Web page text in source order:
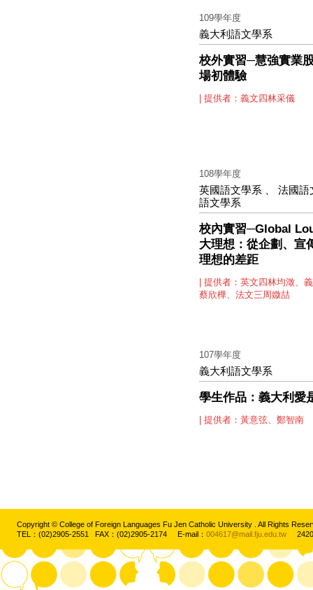
109學年度
義大利語文學系
校外實習─慧強實業
場初體驗
| 提供者：義文四林采儀
108學年度
英國語文學系 、 法國語
語文學系
校內實習─Global
大理想：從企劃、宣
理想的差距
| 提供者：英文四林均澂、
蔡欣樺、法文三周媺喆
107學年度
義大利語文學系
學生作品：義大利愛
| 提供者：黃意弦、鄭智南
Copyright © College of Foreign Languages Fu Jen Catholic University . All Rights
TEL：(02)2905-2551 FAX：(02)2905-2174 E-mail： 004617@mail.fju.edu.tw